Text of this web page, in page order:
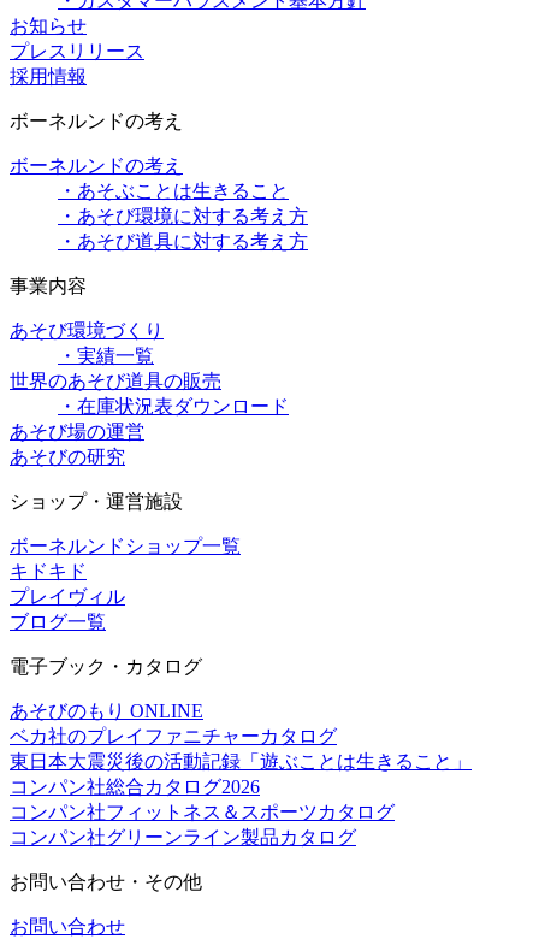
お知らせ
プレスリリース
採用情報
ボーネルンドの考え
ボーネルンドの考え
・あそぶことは生きること
・あそび環境に対する考え方
・あそび道具に対する考え方
事業内容
あそび環境づくり
・実績一覧
世界のあそび道具の販売
・在庫状況表ダウンロード
あそび場の運営
あそびの研究
ショップ・運営施設
ボーネルンドショップ一覧
キドキド
プレイヴィル
ブログ一覧
電子ブック・カタログ
あそびのもり ONLINE
ベカ社のプレイファニチャーカタログ
東日本大震災後の活動記録「遊ぶことは生きること」
コンパン社総合カタログ2026
コンパン社フィットネス＆スポーツカタログ
コンパン社グリーンライン製品カタログ
お問い合わせ・その他
お問い合わせ